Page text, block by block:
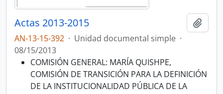
Actas 2013-2015
AN-13-15-392 · Unidad documental simple ·
08/15/2013
COMISIÓN GENERAL: MARÍA QUISHPE,
COMISIÓN DE TRANSICIÓN PARA LA DEFINICIÓN
DE LA INSTITUCIONALIDAD PÚBLICA DE LA